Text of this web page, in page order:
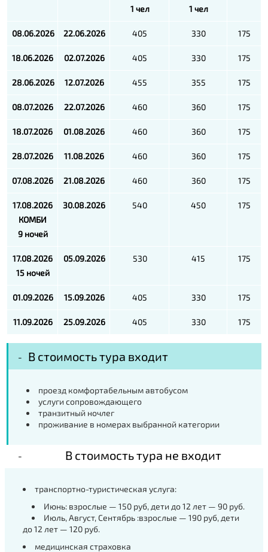
1 чел
1 чел
08.06.2026 22.06.2026 405 330 175
18.06.2026 02.07.2026 405 330 175
28.06.2026 12.07.2026 455 355 175
08.07.2026 22.07.2026 460 360 175
18.07.2026 01.08.2026 460 360 175
28.07.2026 11.08.2026 460 360 175
07.08.2026 21.08.2026 460 360 175
17.08.2026
КОМБИ
9 ночей
30.08.2026 540 450 175
17.08.2026
15 ночей
05.09.2026 530 415 175
01.09.2026 15.09.2026 405 330 175
11.09.2026 25.09.2026 405 330 175
В стоимость тура входит
проезд комфортабельным автобусом
услуги сопровождающего
транзитный ночлег
проживание в номерах выбранной категории
В стоимость тура не входит
транспортно-туристическая услуга:
Июнь: взрослые — 150 руб, дети до 12 лет — 90 руб.
Июль, Август, Сентябрь :взрослые — 190 руб, дети
до 12 лет — 120 руб.
медицинская страховка